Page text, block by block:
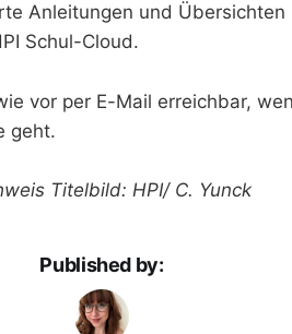
Anleitungen und Übersichten
Schul-Cloud.
vor per E-Mail erreichbar,
geht.
Titelbild: HPI/ C. Yunck
Published by: